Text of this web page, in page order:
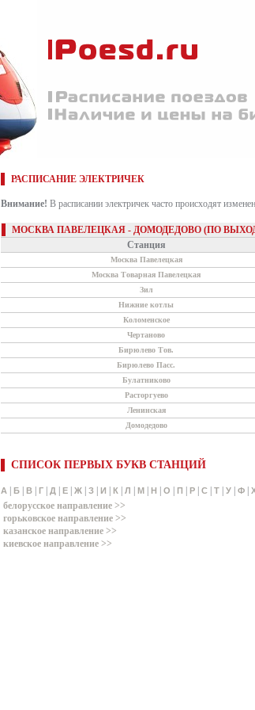
РАСПИСАНИЕ ЭЛЕКТРИЧЕК
Внимание! В расписании электричек часто происходят
МОСКВА ПАВЕЛЕЦКАЯ - ДОМОДЕДОВО (ПО
Станция
Москва Павелецкая
Москва Товарная Павелецкая
Зил
Нижние котлы
Коломенское
Чертаново
Бирюлево Тов.
Бирюлево Пасс.
Булатниково
Расторгуево
Ленинская
Домодедово
СПИСОК ПЕРВЫХ БУКВ СТАНЦИЙ
А Б В Г Д Е Ж З И К Л М Н О П Р С Т У Ф
белорусское направление >>
горьковское направление >>
казанское направление >>
киевское направление >>